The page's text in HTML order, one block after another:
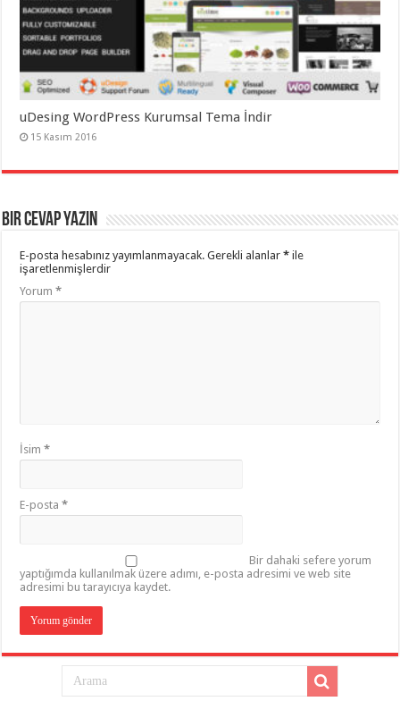
uDesing WordPress Kurumsal Tema İndir
15 Kasım 2016
Bir cevap yazın
E-posta hesabınız yayımlanmayacak. Gerekli alanlar* ile
işaretlenmişlerdir
Yorum*
İsim*
E-posta*
Bir dahaki sefere yorum
yaptığımda kullanılmak üzere adımı, e-posta adresimi ve web site
adresimi bu tarayıcıya kaydet.